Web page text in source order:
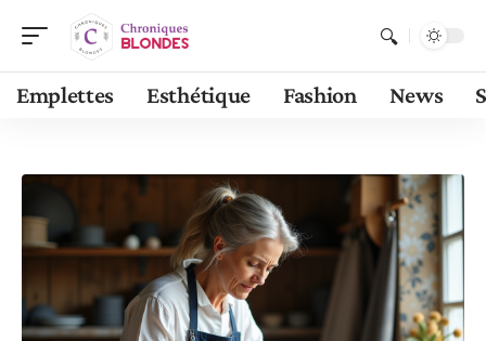
Emplettes Esthétique Fashion News